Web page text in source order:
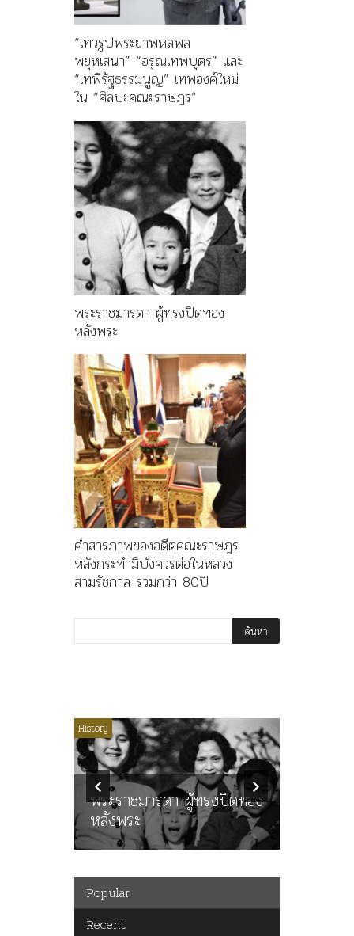
“เทวรูปพระยาพหลพล
พยุหเสนา” “อรุณเทพบุตร” และ
“เทพีรัฐธรรมนูญ” เทพองค์ใหม่
ใน “ศิลปะคณะราษฎร”
พระราชมารดา ผู้ทรงปิดทอง
หลังพระ
คำสารภาพของอดีตคณะราษฎร
หลังกระทำมิบังควรต่อในหลวง
สามรัชกาล ร่วมกว่า 80ปี
History
พระราชมารดา ผู้ทรงปิดทอง
หลังพระ
Popular
Recent